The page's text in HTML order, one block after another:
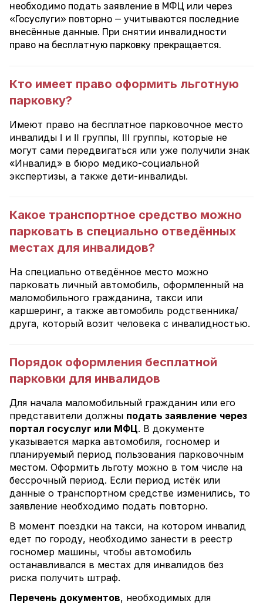
необходимо подать заявление в МФЦ или через
«Госуслуги» повторно — учитываются последние
внесённые данные. При снятии инвалидности
право на бесплатную парковку прекращается.
Кто имеет право оформить льготную
парковку?
Имеют право на бесплатное парковочное место
инвалиды Ⅰ и Ⅱ группы, Ⅲ группы, которые не
могут сами передвигаться или уже получили знак
«Инвалид» в бюро медико-социальной
экспертизы, а также дети-инвалиды.
Какое транспортное средство можно
парковать в специально отведённых
местах для инвалидов?
На специально отведённое место можно
парковать личный автомобиль, оформленный на
маломобильного гражданина, такси или
каршеринг, а также автомобиль родственника/
друга, который возит человека с инвалидностью.
Порядок оформления бесплатной
парковки для инвалидов
Для начала маломобильный гражданин или его
представители должны подать заявление через
портал госуслуг или МФЦ. В документе
указывается марка автомобиля, госномер и
планируемый период пользования парковочным
местом. Оформить льготу можно в том числе на
бессрочный период. Если период истёк или
данные о транспортном средстве изменились, то
заявление необходимо подать повторно.
В момент поездки на такси, на котором инвалид
едет по городу, необходимо занести в реестр
госномер машины, чтобы автомобиль
останавливался в местах для инвалидов без
риска получить штраф.
Перечень документов, необходимых для